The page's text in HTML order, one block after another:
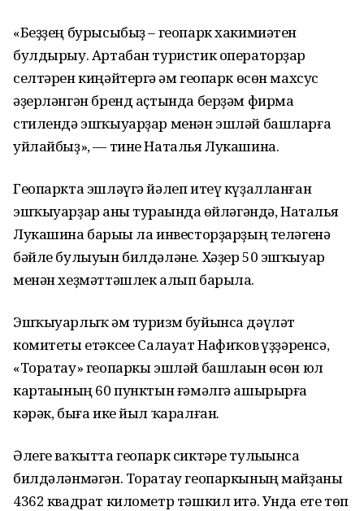
«Беҙҙең бурысыбыҙ – геопарк хакимиәтен
булдырыу. Артабан туристик операторҙар
селтәрен киңәйтергә һәм геопарк өсөн махсус
әҙерләнгән бренд аҫтында берҙәм фирма
стилендә эшҡыуарҙар менән эшләй башларға
уйлайбыҙ», — тине Наталья Лукашина.
Геопаркта эшләүгә йәлеп итеү күҙалланған
эшҡыуарҙар һаны тураһында һөйләгәндә, Наталья
Лукашина барыһы ла инвесторҙарҙың теләгенә
бәйле булыуын билдәләне. Хәҙер 50 эшҡыуар
менән хеҙмәттәшлек алып барыла.
Эшҡыуарлыҡ һәм туризм буйынса дәүләт
комитеты етәксеһе Салауат Нафиҡов һүҙҙәренсә,
«Торатау» геопаркы эшләй башлаһын өсөн юл
картаһының 60 пунктын ғәмәлгә ашырырға
кәрәк, быға ике йыл ҡаралған.
Әлеге ваҡытта геопарк сиктәре тулыһынса
билдәләнмәгән. Торатау геопаркының майҙаны
4362 квадрат километр тәшкил итә. Унда ете төп